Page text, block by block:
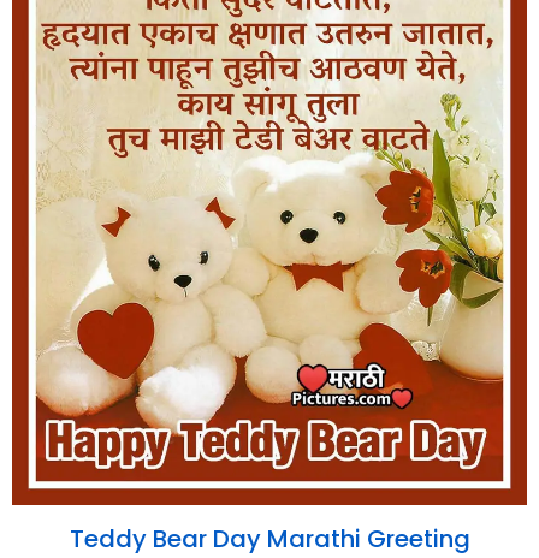
Teddy Bear Day Marathi Greeting